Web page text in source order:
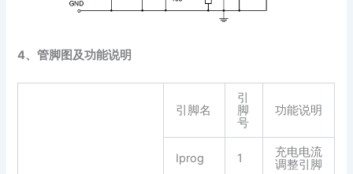
4、管脚图及功能说明
引脚名
引
脚
号
功能说明
Iprog 1
充电电流
调整引脚